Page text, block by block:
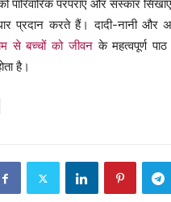
पारिवारिक परंपराएं और संस्कार
प्रदान करते हैं। दादी-नानी और
से बच्चों को जीवनके महत्वपूर्ण
है।